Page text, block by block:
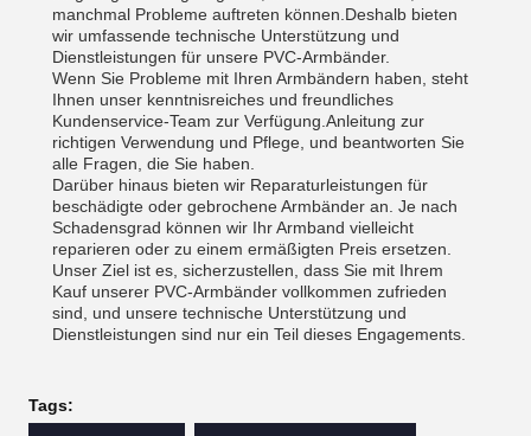
manchmal Probleme auftreten können.Deshalb bieten
wir umfassende technische Unterstützung und
Dienstleistungen für unsere PVC-Armbänder.
Wenn Sie Probleme mit Ihren Armbändern haben, steht
Ihnen unser kenntnisreiches und freundliches
Kundenservice-Team zur Verfügung.Anleitung zur
richtigen Verwendung und Pflege, und beantworten Sie
alle Fragen, die Sie haben.
Darüber hinaus bieten wir Reparaturleistungen für
beschädigte oder gebrochene Armbänder an. Je nach
Schadensgrad können wir Ihr Armband vielleicht
reparieren oder zu einem ermäßigten Preis ersetzen.
Unser Ziel ist es, sicherzustellen, dass Sie mit Ihrem
Kauf unserer PVC-Armbänder vollkommen zufrieden
sind, und unsere technische Unterstützung und
Dienstleistungen sind nur ein Teil dieses Engagements.
Tags: